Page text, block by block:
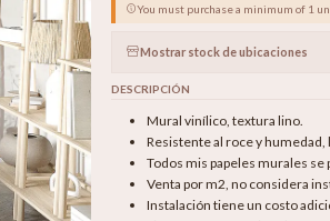
You must purchase a minimum of 1
Mostrar stock de ubicaciones
DESCRIPCIÓN
Mural vinílico, textura lino.
Resistente al roce y
Todos mis papeles murales se
Venta por m2, no considera
Instalación tiene un costo